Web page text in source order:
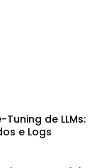
de LLMs:
e Logs